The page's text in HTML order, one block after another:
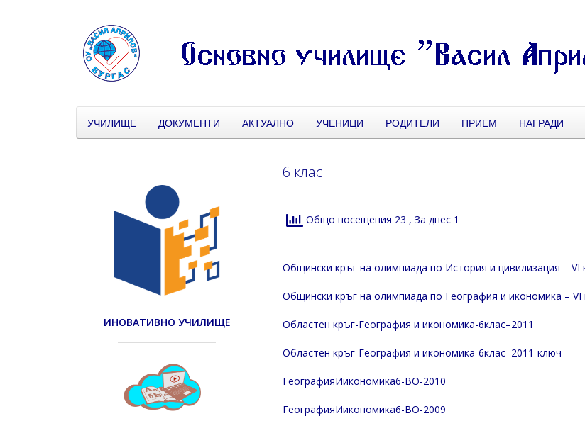
УЧИЛИЩЕ ДОКУМЕНТИ АКТУАЛНО УЧЕНИЦИ РОДИТЕЛИ ПРИЕМ НАГРАДИ
6 клас
Общо посещения 23 , За днес 1
Общински кръг на олимпиада по История и цивилизация – VI
Общински кръг на олимпиада по География и икономика – VI
Областен кръг-География и икономика-6клас–2011
Областен кръг-География и икономика-6клас–2011-ключ
ГеографияИикономика6-ВО-2010
ГеографияИикономика6-ВО-2009
ИНОВАТИВНО УЧИЛИЩЕ